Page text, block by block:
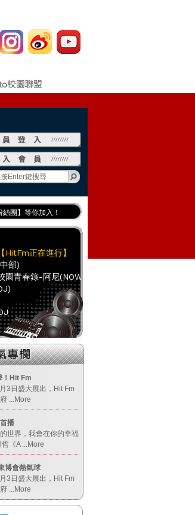
團】等你加入！
好音樂千萬別錯過！
訊息都在這！
又好玩快加入！
【HitFm正在進行】
部)
園青春錄-阿尼(NOW
HitFm正在進行】
部)
FUN 輕鬆-童童
HitFm正在進行】
蘭)
音樂
！Hit Fm
3日盛大展出，Hit Fm
...More
播
世界，我會在你的幸福
哲《A ...More
博會熱氣球
3日盛大展出，Hit Fm
...More